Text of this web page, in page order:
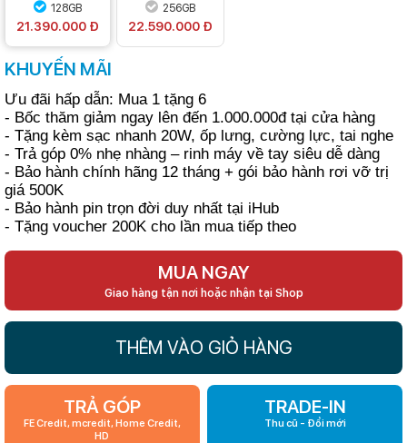
128GB
21.390.000 Đ
256GB
22.590.000 Đ
KHUYẾN MÃI
Ưu đãi hấp dẫn: Mua 1 tặng 6
- Bốc thăm giảm ngay lên đến 1.000.000đ tại cửa hàng
- Tặng kèm sạc nhanh 20W, ốp lưng, cường lực, tai nghe
- Trả góp 0% nhẹ nhàng – rinh máy về tay siêu dễ dàng
- Bảo hành chính hãng 12 tháng + gói bảo hành rơi vỡ trị
giá 500K
- Bảo hành pin trọn đời duy nhất tại iHub
- Tặng voucher 200K cho lần mua tiếp theo
MUA NGAY
Giao hàng tận nơi hoặc nhận tại Shop
THÊM VÀO GIỎ HÀNG
TRẢ GÓP
FE Credit, mcredit, Home Credit,
HD
TRADE-IN
Thu cũ - Đổi mới